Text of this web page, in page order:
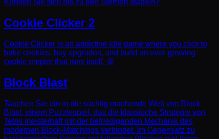
Können Sie sich bis zu den Sternen stapeln?
Cookie Clicker 2
Cookie Clicker is an addictive idle game where you click to
bake cookies, buy upgrades, and build an ever-growing
cookie empire that runs itself. 🍪
Block Blast
Tauchen Sie ein in die süchtig machende Welt von Block
Blast, einem Puzzlespiel, das die klassische Strategie von
Tetris meisterhaft mit der befriedigenden Mechanik des
modernen Block-Matchings verbindet. Im Gegensatz zu